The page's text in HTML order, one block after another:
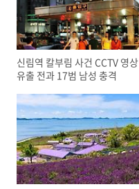
신림역 칼부림 사건 CCTV 영상
유출 전과 17범 남성 충격